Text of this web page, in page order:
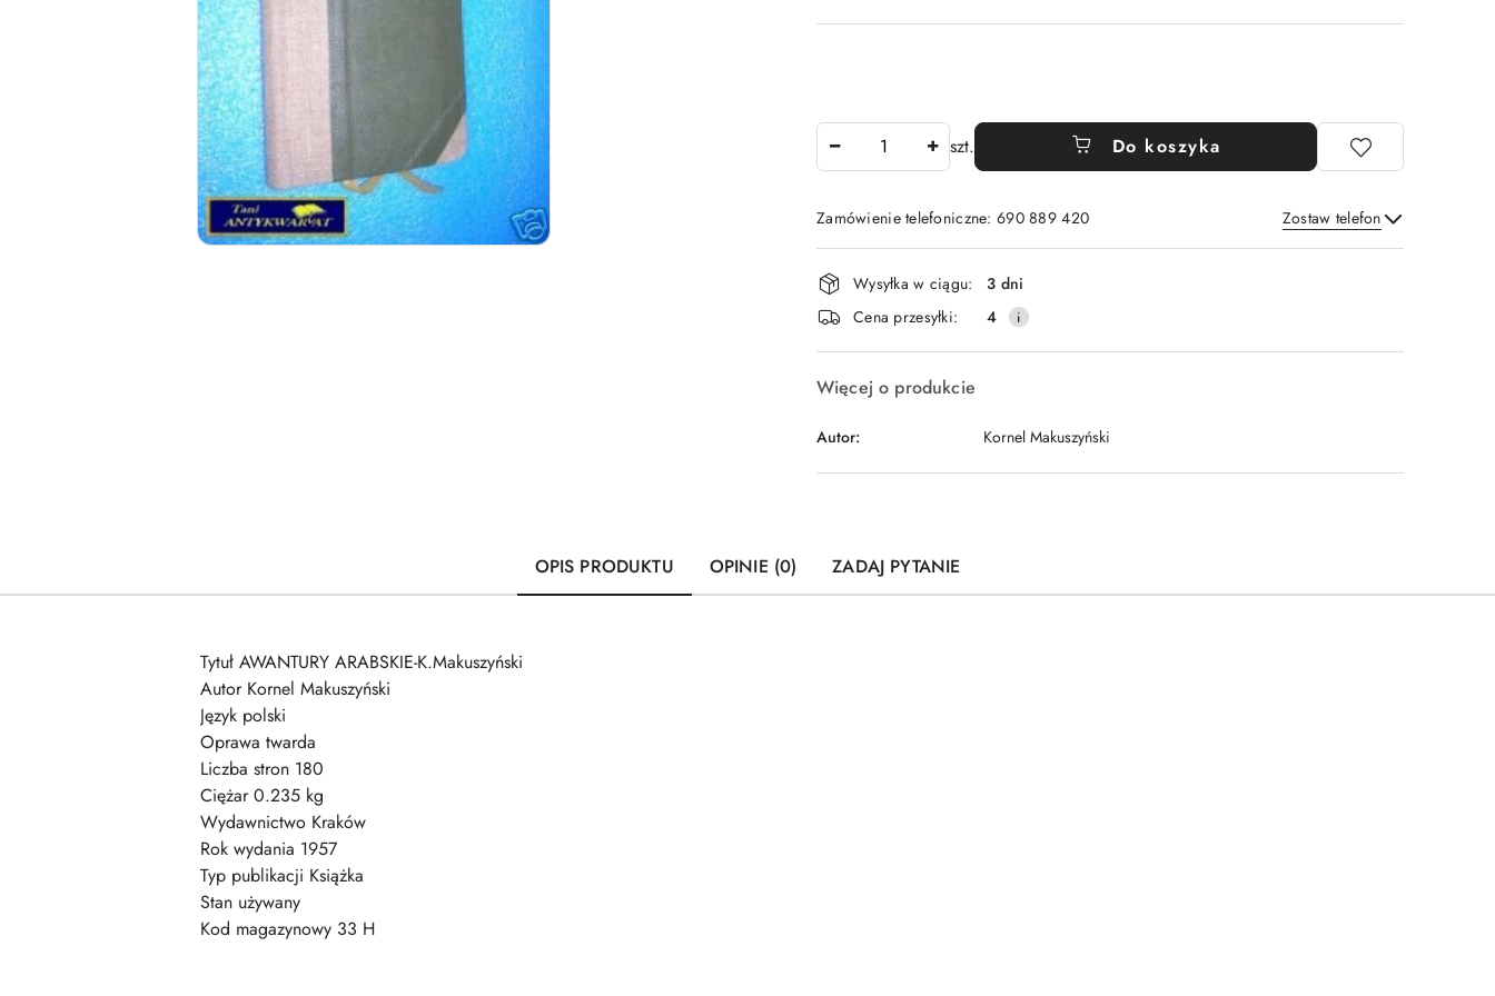
szt. Do koszyka
Zamówienie telefoniczne: 690 889 420 Zostaw telefon
Wyślij
Dostępność
i
dostawa
Wysyłka w ciągu:
3 dni
Cena przesyłki:
4
Więcej o produkcie
Autor: Kornel Makuszyński
OPIS PRODUKTU OPINIE (0) ZADAJ PYTANIE
Tytuł AWANTURY ARABSKIE-K.Makuszyński
Autor Kornel Makuszyński
Język polski
Oprawa twarda
Liczba stron 180
Ciężar 0.235 kg
Wydawnictwo Kraków
Rok wydania 1957
Typ publikacji Książka
Stan używany
Kod magazynowy 33 H